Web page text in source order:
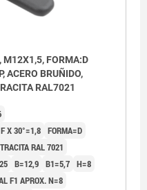
M12X1,5, FORMA:D
ACERO BRUÑIDO,
RAL7021
F X 30°=1,8 FORMA=D
RAL 7021
B=12,9 B1=5,7 H=8
F1 APROX. N=8